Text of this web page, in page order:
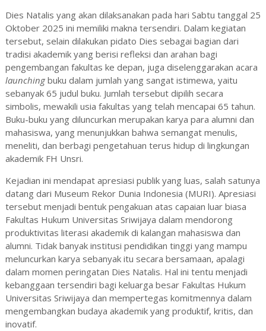
Dies Natalis yang akan dilaksanakan pada hari Sabtu tanggal 25
Oktober 2025 ini memiliki makna tersendiri. Dalam kegiatan
tersebut, selain dilakukan pidato Dies sebagai bagian dari
tradisi akademik yang berisi refleksi dan arahan bagi
pengembangan fakultas ke depan, juga diselenggarakan acara
launchingbuku dalam jumlah yang sangat istimewa, yaitu
sebanyak 65 judul buku. Jumlah tersebut dipilih secara
simbolis, mewakili usia fakultas yang telah mencapai 65 tahun.
Buku-buku yang diluncurkan merupakan karya para alumni dan
mahasiswa, yang menunjukkan bahwa semangat menulis,
meneliti, dan berbagi pengetahuan terus hidup di lingkungan
akademik FH Unsri.
Kejadian ini mendapat apresiasi publik yang luas, salah satunya
datang dari Museum Rekor Dunia Indonesia (MURI). Apresiasi
tersebut menjadi bentuk pengakuan atas capaian luar biasa
Fakultas Hukum Universitas Sriwijaya dalam mendorong
produktivitas literasi akademik di kalangan mahasiswa dan
alumni. Tidak banyak institusi pendidikan tinggi yang mampu
meluncurkan karya sebanyak itu secara bersamaan, apalagi
dalam momen peringatan Dies Natalis. Hal ini tentu menjadi
kebanggaan tersendiri bagi keluarga besar Fakultas Hukum
Universitas Sriwijaya dan mempertegas komitmennya dalam
mengembangkan budaya akademik yang produktif, kritis, dan
inovatif.